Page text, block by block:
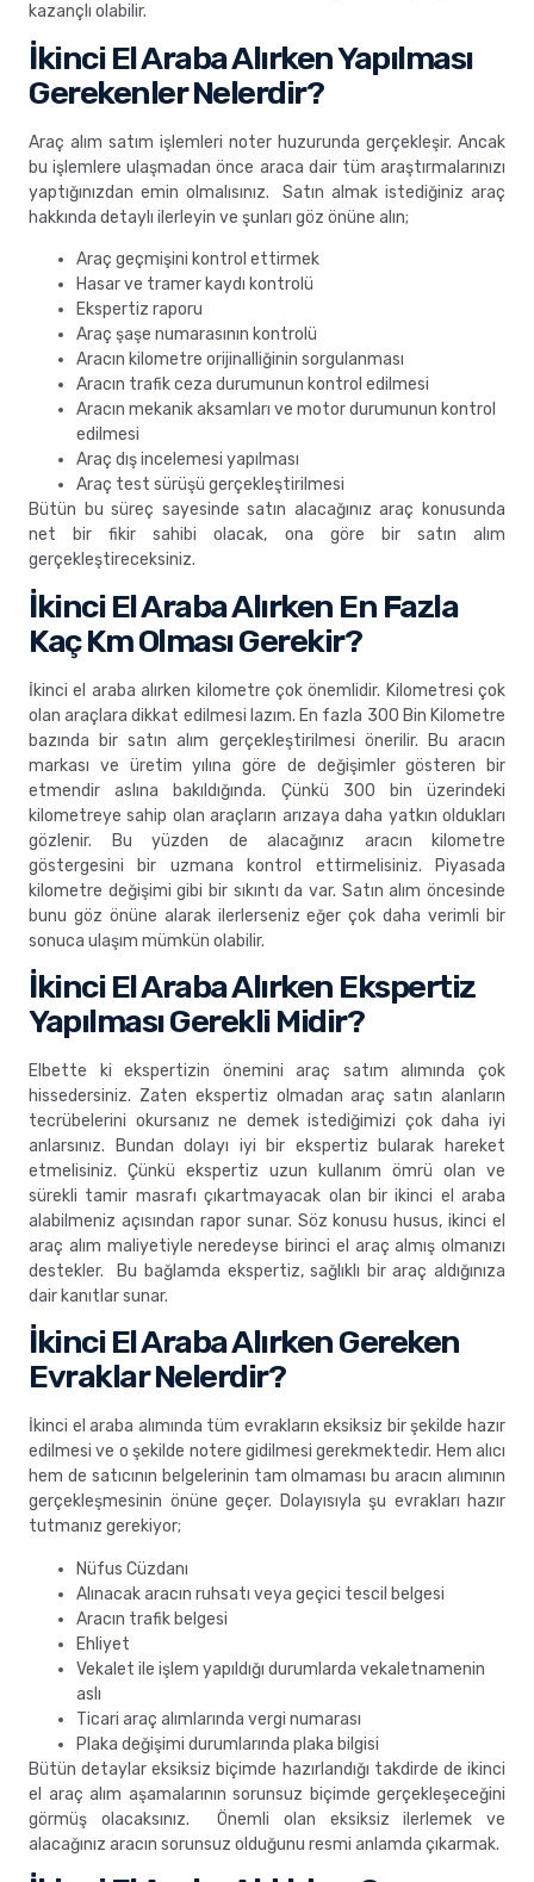
kazançlı olabilir.
İkinci El Araba Alırken Yapılması
Gerekenler Nelerdir?
Araç alım satım işlemleri noter huzurunda gerçekleşir. Ancak
bu işlemlere ulaşmadan önce araca dair tüm araştırmalarınızı
yaptığınızdan emin olmalısınız. Satın almak istediğiniz araç
hakkında detaylı ilerleyin ve şunları göz önüne alın;
Araç geçmişini kontrol ettirmek
Hasar ve tramer kaydı kontrolü
Ekspertiz raporu
Araç şaşe numarasının kontrolü
Aracın kilometre orijinalliğinin sorgulanması
Aracın trafik ceza durumunun kontrol edilmesi
Aracın mekanik aksamları ve motor durumunun kontrol
edilmesi
Araç dış incelemesi yapılması
Araç test sürüşü gerçekleştirilmesi
Bütün bu süreç sayesinde satın alacağınız araç konusunda
net bir fikir sahibi olacak, ona göre bir satın alım
gerçekleştireceksiniz.
İkinci El Araba Alırken En Fazla
Kaç Km Olması Gerekir?
İkinci el araba alırken kilometre çok önemlidir. Kilometresi çok
olan araçlara dikkat edilmesi lazım. En fazla 300 Bin Kilometre
bazında bir satın alım gerçekleştirilmesi önerilir. Bu aracın
markası ve üretim yılına göre de değişimler gösteren bir
etmendir aslına bakıldığında. Çünkü 300 bin üzerindeki
kilometreye sahip olan araçların arızaya daha yatkın oldukları
gözlenir. Bu yüzden de alacağınız aracın kilometre
göstergesini bir uzmana kontrol ettirmelisiniz. Piyasada
kilometre değişimi gibi bir sıkıntı da var. Satın alım öncesinde
bunu göz önüne alarak ilerlerseniz eğer çok daha verimli bir
sonuca ulaşım mümkün olabilir.
İkinci El Araba Alırken Ekspertiz
Yapılması Gerekli Midir?
Elbette ki ekspertizin önemini araç satım alımında çok
hissedersiniz. Zaten ekspertiz olmadan araç satın alanların
tecrübelerini okursanız ne demek istediğimizi çok daha iyi
anlarsınız. Bundan dolayı iyi bir ekspertiz bularak hareket
etmelisiniz. Çünkü ekspertiz uzun kullanım ömrü olan ve
sürekli tamir masrafı çıkartmayacak olan bir ikinci el araba
alabilmeniz açısından rapor sunar. Söz konusu husus, ikinci el
araç alım maliyetiyle neredeyse birinci el araç almış olmanızı
destekler. Bu bağlamda ekspertiz, sağlıklı bir araç aldığınıza
dair kanıtlar sunar.
İkinci El Araba Alırken Gereken
Evraklar Nelerdir?
İkinci el araba alımında tüm evrakların eksiksiz bir şekilde hazır
edilmesi ve o şekilde notere gidilmesi gerekmektedir. Hem alıcı
hem de satıcının belgelerinin tam olmaması bu aracın alımının
gerçekleşmesinin önüne geçer. Dolayısıyla şu evrakları hazır
tutmanız gerekiyor;
Nüfus Cüzdanı
Alınacak aracın ruhsatı veya geçici tescil belgesi
Aracın trafik belgesi
Ehliyet
Vekalet ile işlem yapıldığı durumlarda vekaletnamenin
aslı
Ticari araç alımlarında vergi numarası
Plaka değişimi durumlarında plaka bilgisi
Bütün detaylar eksiksiz biçimde hazırlandığı takdirde de ikinci
el araç alım aşamalarının sorunsuz biçimde gerçekleşeceğini
görmüş olacaksınız. Önemli olan eksiksiz ilerlemek ve
alacağınız aracın sorunsuz olduğunu resmi anlamda çıkarmak.